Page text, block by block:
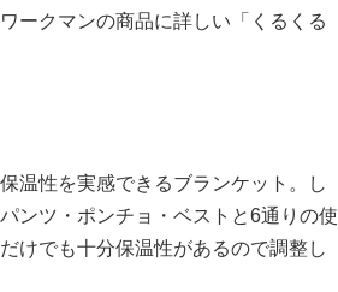
ークマンの商品に詳しい「くるくる
温性を実感できるブランケット。し
ンツ・ポンチョ・ベストと6通りの使
けでも十分保温性があるので調整し